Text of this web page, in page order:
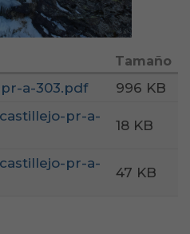
Tamaño
a-303.pdf
996 KB
pr-a-
18 KB
pr-a-
47 KB